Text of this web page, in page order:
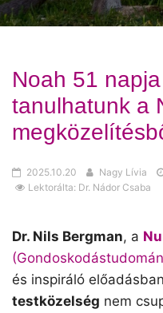
Noah 51
tanulhatunk a
2025.10.20 Nagy Lívia
Lektorálta: Dr. Nádor Csaba
Dr. Nils Bergman, a
és inspiráló
testközelség nem